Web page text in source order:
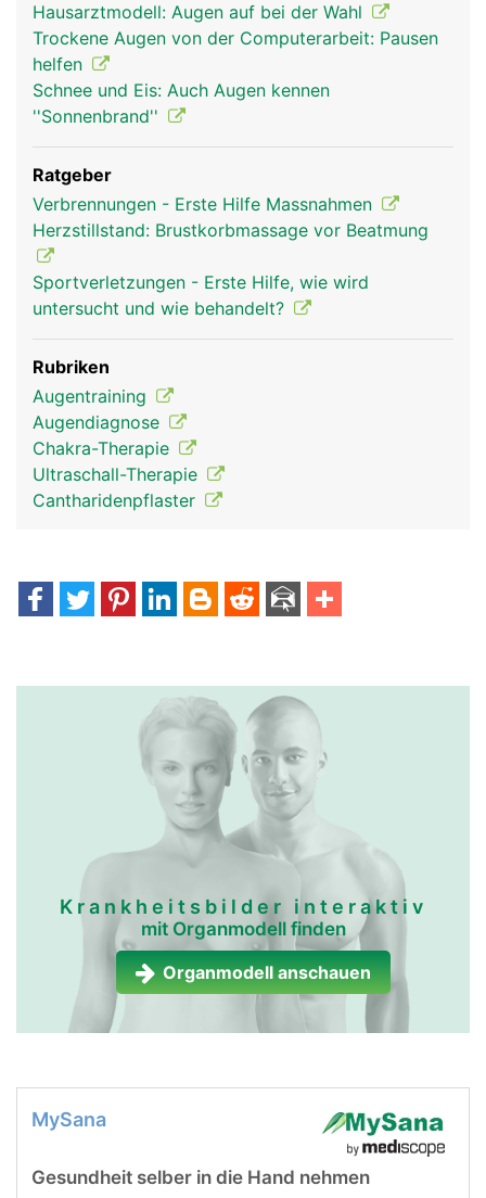
Hausarztmodell: Augen auf bei der Wahl
Trockene Augen von der Computerarbeit: Pausen
helfen
Schnee und Eis: Auch Augen kennen
''Sonnenbrand''
Ratgeber
Verbrennungen - Erste Hilfe Massnahmen
Herzstillstand: Brustkorbmassage vor Beatmung
Sportverletzungen - Erste Hilfe, wie wird
untersucht und wie behandelt?
Rubriken
Augentraining
Augendiagnose
Chakra-Therapie
Ultraschall-Therapie
Cantharidenpflaster
Krankheitsbilder interaktiv
mit Organmodell finden
Organmodell anschauen
MySana
Gesundheit selber in die Hand nehmen